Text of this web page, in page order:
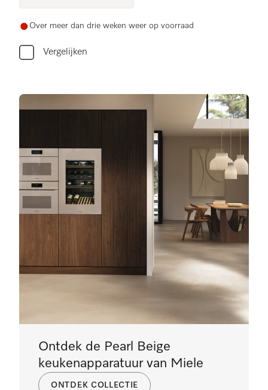
Over meer dan drie weken weer op voorraad
Vergelijken
Ontdek de Pearl Beige
keukenapparatuur van Miele
ONTDEK COLLECTIE